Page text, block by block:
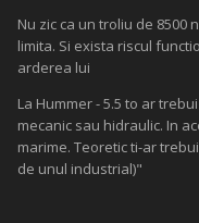
Nu zic ca un troliu de 8500
limita. Si exista riscul
arderea lui
La Hummer - 5.5 to ar
mecanic sau hidraulic. In
marime. Teoretic ti-ar
de unul industrial)"